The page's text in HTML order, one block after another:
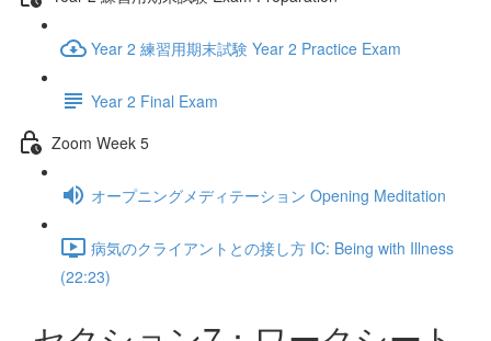
Year 2 練習用期末試験 Year 2 Practice Exam
Year 2 Final Exam
Zoom Week 5
オープニングメディテーション Opening Meditation
病気のクライアントとの接し方 IC: Being with Illness
(22:23)